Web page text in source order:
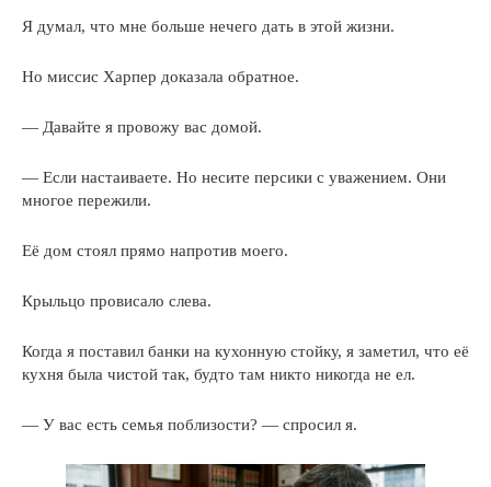
Я думал, что мне больше нечего дать в этой жизни.
Но миссис Харпер доказала обратное.
— Давайте я провожу вас домой.
— Если настаиваете. Но несите персики с уважением. Они
многое пережили.
Её дом стоял прямо напротив моего.
Крыльцо провисало слева.
Когда я поставил банки на кухонную стойку, я заметил, что её
кухня была чистой так, будто там никто никогда не ел.
— У вас есть семья поблизости? — спросил я.